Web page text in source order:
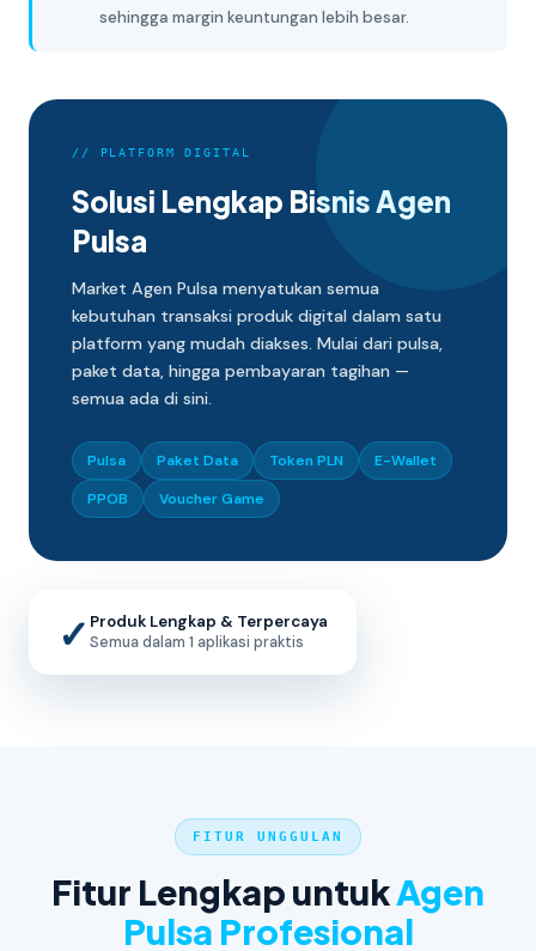
sehingga margin keuntungan lebih besar.
// PLATFORM DIGITAL
Solusi Lengkap Bisnis Agen
Pulsa
Market Agen Pulsa menyatukan semua
kebutuhan transaksi produk digital dalam satu
platform yang mudah diakses. Mulai dari pulsa,
paket data, hingga pembayaran tagihan —
semua ada di sini.
Pulsa Paket Data Token PLN
E-Wallet
PPOB
Voucher Game
✓ Produk Lengkap & Terpercaya
Semua dalam 1 aplikasi praktis
FITUR UNGGULAN
Fitur Lengkap untukAgen
Pulsa Profesional